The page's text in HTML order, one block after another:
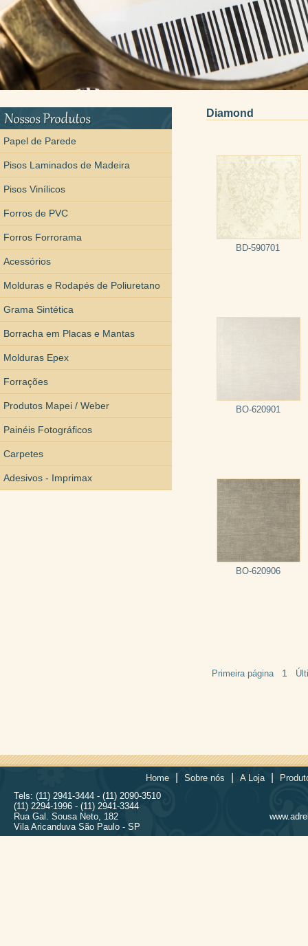
Papel de Parede
Pisos Laminados de Madeira
Pisos Vinílicos
Forros de PVC
Forros Forrorama
Acessórios
Molduras e Rodapés de Poliuretano
Grama Sintética
Borracha em Placas e Mantas
Molduras Epex
Forrações
Produtos Mapei / Weber
Painéis Fotográficos
Carpetes
Adesivos - Imprimax
Diamond
BD-590701
BO-620901
BO-620906
Primeira página 1
Home Sobre nós A Loja
Tels: (11) 2941-3444 - (11) 2090-3510
(11) 2294-1996 - (11) 2941-3344
Rua Gal. Sousa Neto, 182
Vila Aricanduva São Paulo - SP